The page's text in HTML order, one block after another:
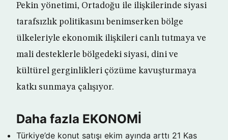
Pekin yönetimi, Ortadoğu ile ilişkilerinde siyasi
tarafsızlık politikasını benimserken bölge
ülkeleriyle ekonomik ilişkileri canlı tutmaya ve
mali desteklerle bölgedeki siyasi, dini ve
kültürel gerginlikleri çözüme kavuşturmaya
katkı sunmaya çalışıyor.
Daha fazla EKONOMİ
Türkiye’de konut satışı ekim ayında arttı 21 Kas